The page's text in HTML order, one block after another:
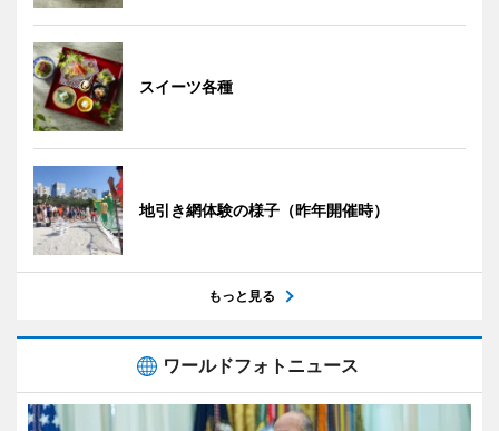
スイーツ各種
地引き網体験の様子（昨年開催時）
もっと見る
ワールドフォトニュース